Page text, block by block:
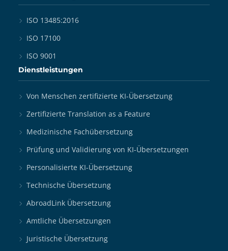
ISO 13485:2016
ISO 17100
ISO 9001
Dienstleistungen
Von Menschen zertifizierte KI-Übersetzung
Zertifizierte Translation as a Feature
Medizinische Fachübersetzung
Prüfung und Validierung von KI-Übersetzungen
Personalisierte KI-Übersetzung
Technische Übersetzung
AbroadLink Übersetzung
Amtliche Übersetzungen
Juristische Übersetzung